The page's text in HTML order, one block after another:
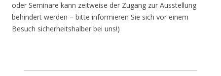
oder Seminare kann zeitweise der Zugang zur Ausstellung
behindert werden – bitte informieren Sie sich vor einem
Besuch sicherheitshalber bei uns!)